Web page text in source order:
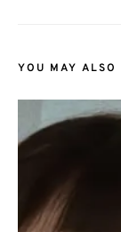
YOU MAY ALSO